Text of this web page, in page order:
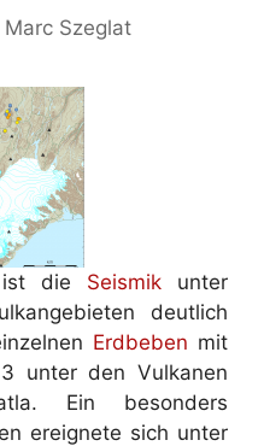
Marc Szeglat
ist die Seismik unter
deutlich
Erdbeben mit
unter den Vulkanen
Ein besonders
ereignete sich unter